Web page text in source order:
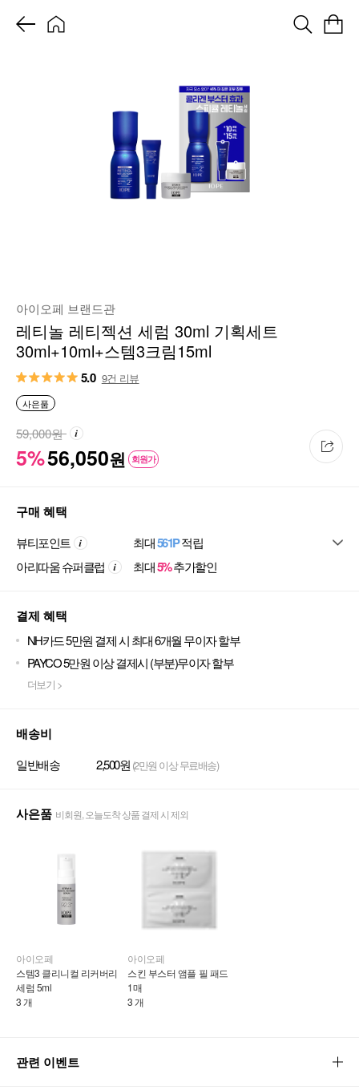
아이오페 브랜드관
레티놀 레티젝션 세럼 30ml 기획세트
30ml+10ml+스템3크림15ml
5.0 9건 리뷰
사은품
5%56,050원 회원가
59,000원
구매 혜택
뷰티포인트 최대561P적립
아리따움 슈퍼클럽
최대5%추가할인
결제 혜택
NH카드 5만원 결제 시 최대 6개월 무이자 할부
PAYCO 5만원 이상 결제시 (부분)무이자 할부
더보기 >
배송비
일반배송 2,500원 (2만원 이상 무료배송)
사은품 비회원, 오늘도착 상품 결제 시 제외
아이오페
스템3 클리니컬 리커버리
세럼 5ml
3 개
아이오페
스킨 부스터 앰플 필 패드
1매
3 개
관련 이벤트